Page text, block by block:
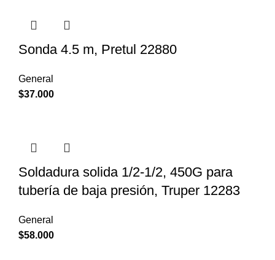
Sonda 4.5 m, Pretul 22880
General
$37.000
Soldadura solida 1/2-1/2, 450G para
tubería de baja presión, Truper 12283
General
$58.000